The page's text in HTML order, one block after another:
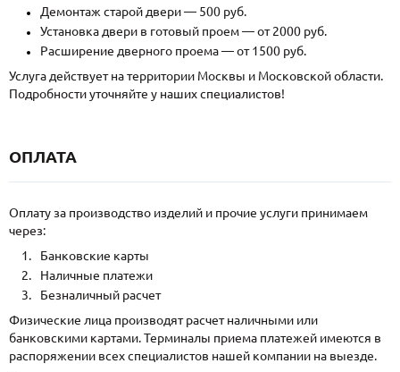
Демонтаж старой двери — 500 руб.
Установка двери в готовый проем — от 2000 руб.
Расширение дверного проема — от 1500 руб.
Услуга действует на территории Москвы и Московской области.
Подробности уточняйте у наших специалистов!
ОПЛАТА
Оплату за производство изделий и прочие услуги принимаем
через:
Банковские карты
Наличные платежи
Безналичный расчет
Физические лица производят расчет наличными или
банковскими картами. Терминалы приема платежей имеются в
распоряжении всех специалистов нашей компании на выезде.